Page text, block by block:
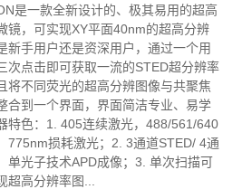
是一款全新设计的、极其易用的超高
镜，可实现XY平面40nm的超高分辨
新手用户还是资深用户，通过一个用
次点击即可获取一流的STED超分辨率
将不同荧光的超高分辨图像与共聚焦
合到一个界面，界面简洁专业、易学
特色：1. 405连续激光，488/561/640
775nm损耗激光；2. 3通道STED/ 4通
单光子技术APD成像；3. 单次扫描可
超高分辨率图...